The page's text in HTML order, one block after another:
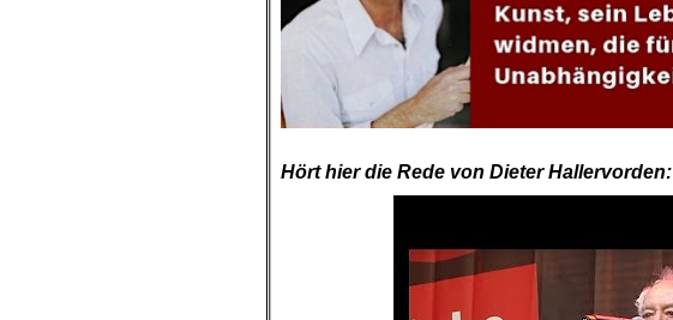
Hört hier die Rede von Dieter Hallervorden: